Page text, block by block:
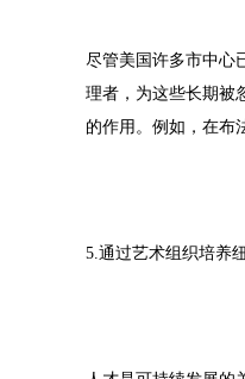
尽管美国许多市中心
理者，为这些长期被
的作用。例如，在布
5.通过艺术组织培养